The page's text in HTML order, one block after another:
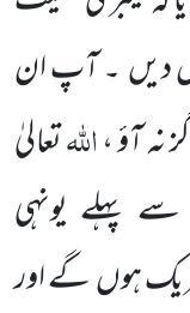
دیں۔ آپ ان
نہ آؤ ،اللہتعالیٰ
پہلے یونہی
ہوںگے اور